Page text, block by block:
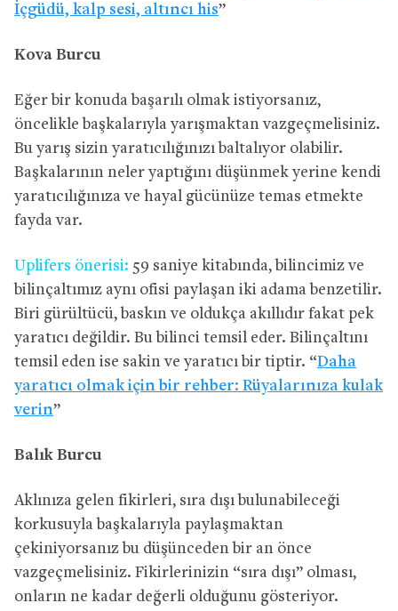
İçgüdü, kalp sesi, altıncı his”
Kova Burcu
Eğer bir konuda başarılı olmak istiyorsanız,
öncelikle başkalarıyla yarışmaktan vazgeçmelisiniz.
Bu yarış sizin yaratıcılığınızı baltalıyor olabilir.
Başkalarının neler yaptığını düşünmek yerine kendi
yaratıcılığınıza ve hayal gücünüze temas etmekte
fayda var.
Uplifers önerisi: 59 saniye kitabında, bilincimiz ve
bilinçaltımız aynı ofisi paylaşan iki adama benzetilir.
Biri gürültücü, baskın ve oldukça akıllıdır fakat pek
yaratıcı değildir. Bu bilinci temsil eder. Bilinçaltını
temsil eden ise sakin ve yaratıcı bir tiptir. “Daha
yaratıcı olmak için bir rehber: Rüyalarınıza kulak
verin”
Balık Burcu
Aklınıza gelen fikirleri, sıra dışı bulunabileceği
korkusuyla başkalarıyla paylaşmaktan
çekiniyorsanız bu düşünceden bir an önce
vazgeçmelisiniz. Fikirlerinizin “sıra dışı” olması,
onların ne kadar değerli olduğunu gösteriyor.